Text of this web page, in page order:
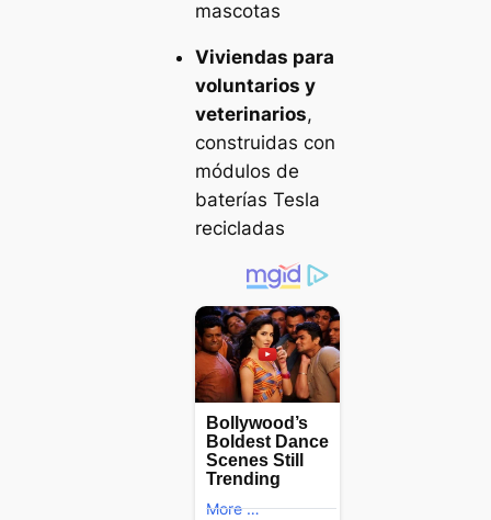
mascotas
Viviendas para
voluntarios y
veterinarios,
construidas con
módulos de
baterías Tesla
recicladas